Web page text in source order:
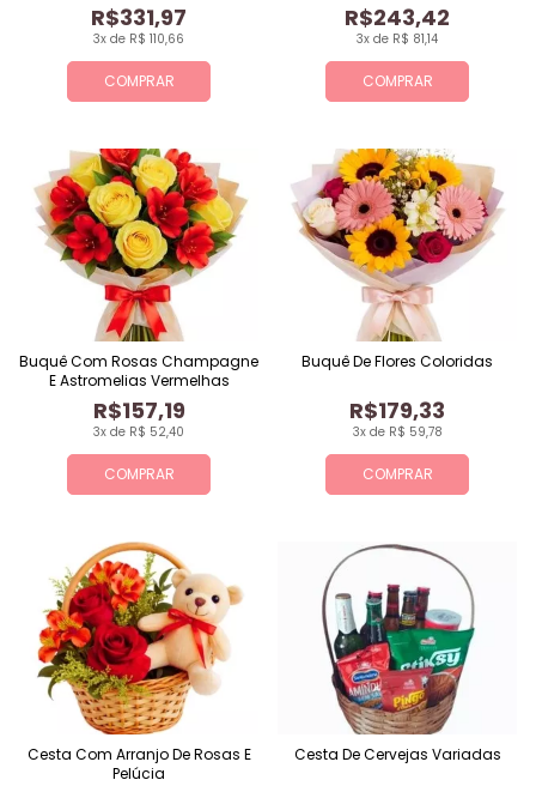
COMPRAR
3x de R$ 110,66
R$331,97
COMPRAR
3x de R$ 81,14
R$243,42
COMPRAR
3x de R$ 52,40
R$157,19
Buquê Com Rosas Champagne
E Astromelias Vermelhas
COMPRAR
3x de R$ 59,78
R$179,33
Buquê De Flores Coloridas
Cesta Com Arranjo De Rosas E
Pelúcia
Cesta De Cervejas Variadas